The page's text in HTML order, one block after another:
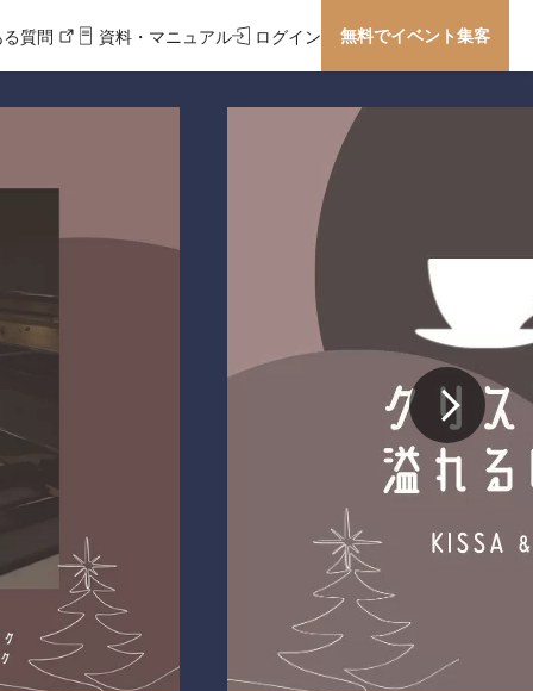
る質問 資料・マニュアル ログイン 無料でイベント集客